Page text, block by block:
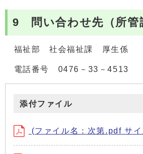
9 問い合わせ先（所管
福祉部 社会福祉課 厚生係
電話番号 0476－33－4513
添付ファイル
(ファイル名：次第.pdf サ